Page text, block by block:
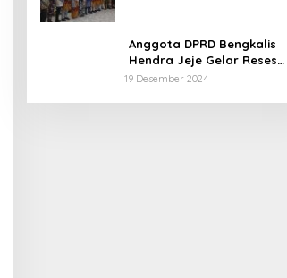
Anggota DPRD Bengkalis
Hendra Jeje Gelar Reses
Perdana
19 Desember 2024